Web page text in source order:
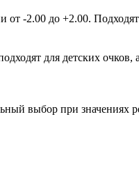
-2.00 до +2.00.
для детских
выбор при значениях